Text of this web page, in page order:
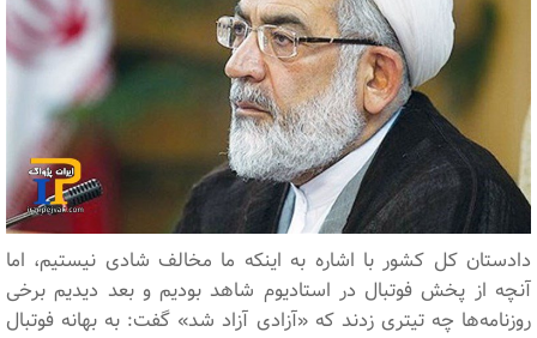
دادستان کل کشور با اشاره به اینکه ما مخالف شادی نیستیم، اما
آنچه از پخش فوتبال در استادیوم شاهد بودیم و بعد دیدیم برخی
روزنامه‌ها چه تیتری زدند که «آزادی آزاد شد» گفت: به بهانه فوتبال